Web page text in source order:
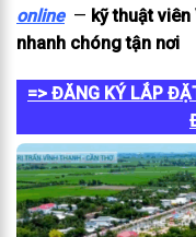
online— kỹ thuật
nhanh chóng tận nơi
=> ĐĂNG KÝ LẮP